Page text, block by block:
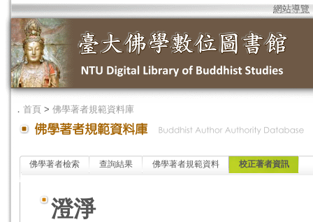
網站導覽
． 首頁 > 佛學著者規範資料庫
佛學著者檢索 查詢結果 佛學著者規範資料 校正著者資訊
澄淨